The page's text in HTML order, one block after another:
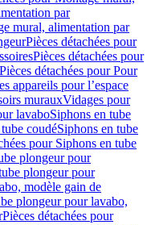
par
mural, alimentation par
Pièces détachées pour
Pièces détachées pour
Pièces détachées pour Pour
appareils pour l’espace
murauxVidages pour
lavaboSiphons en tube
coudéSiphons en tube
pour Siphons en tube
plongeur pour
plongeur pour
modèle gain de
plongeur pour lavabo,
Pièces détachées pour